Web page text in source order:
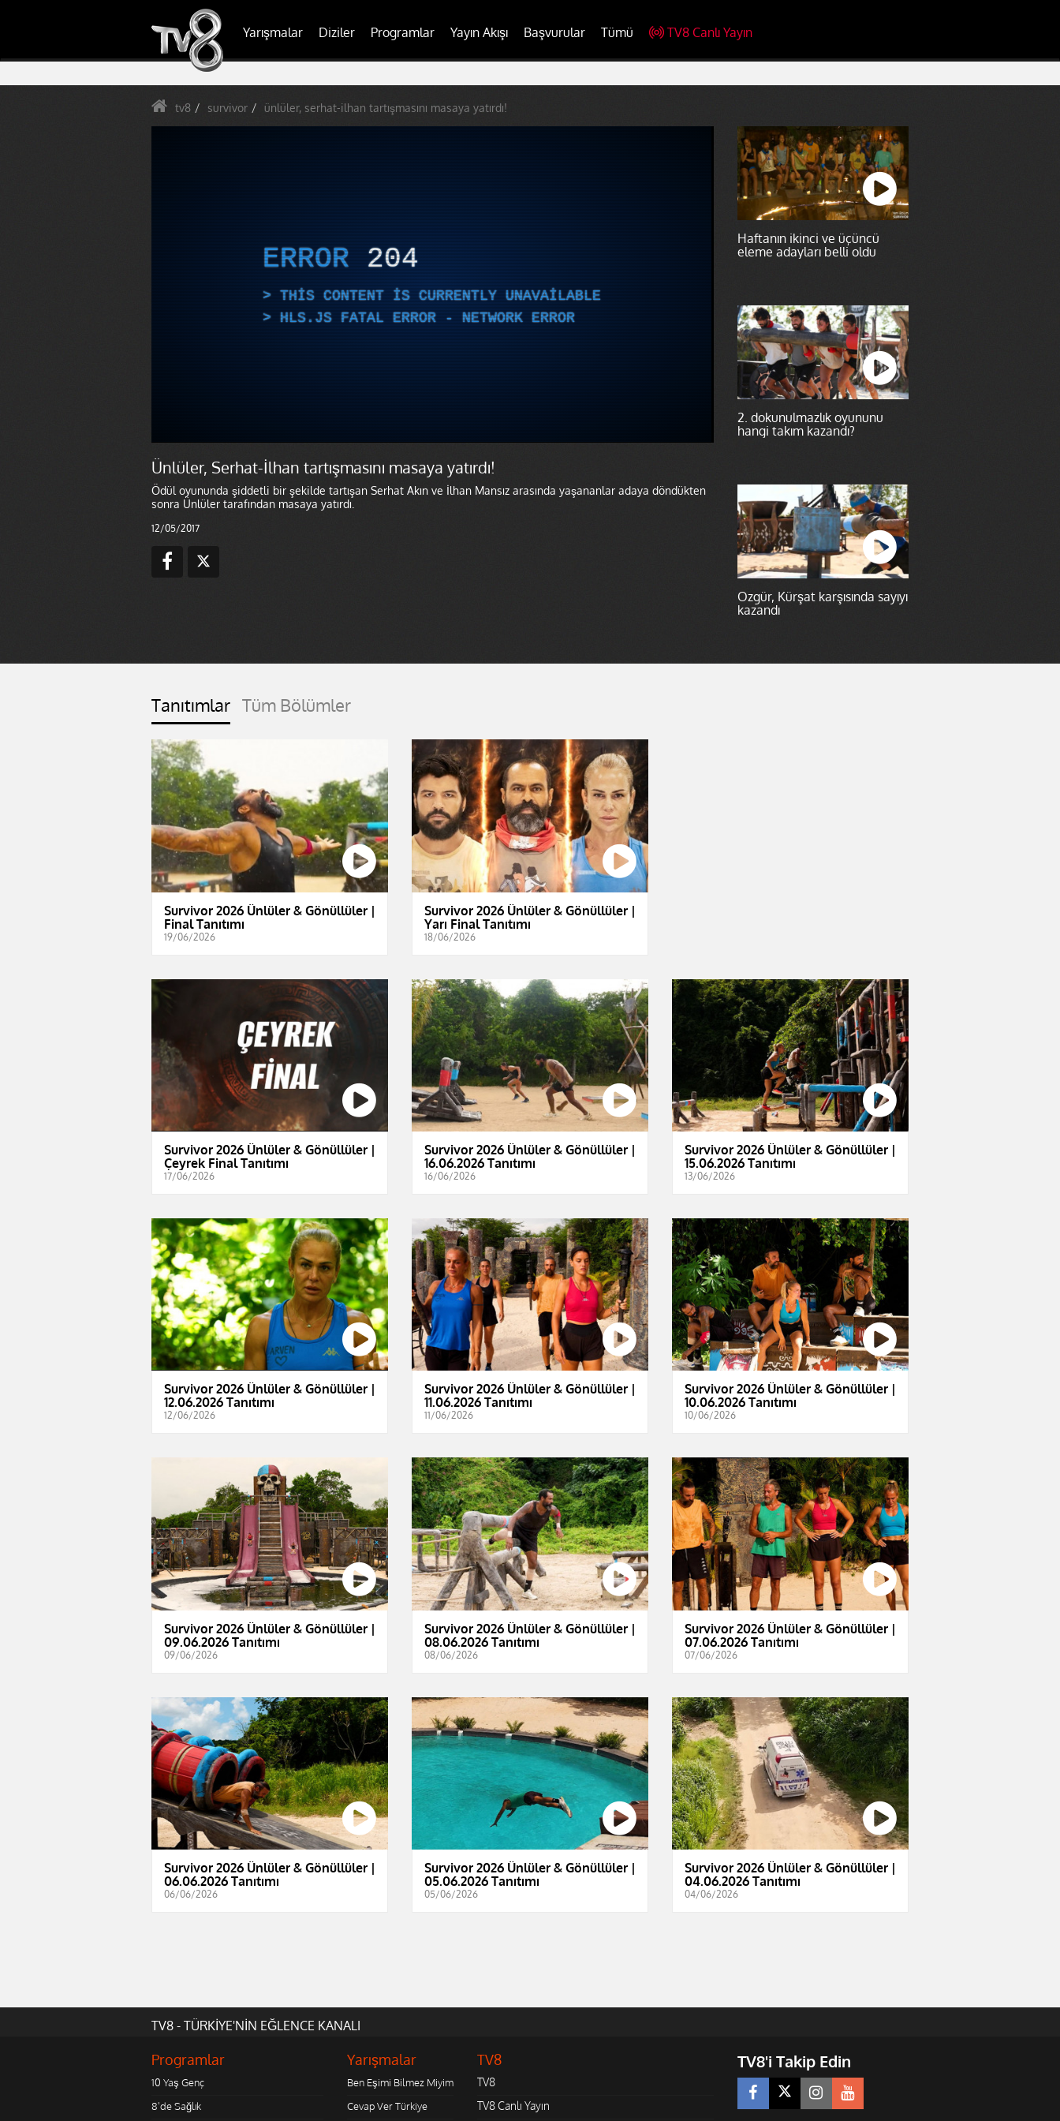
Yarışmalar Diziler Programlar Yayın Akışı Başvurular Tümü TV8 Canlı Yayın
tv8 survivor ünlüler, serhat-ilhan tartışmasını masaya yatırdı!
ERROR 204
THIS CONTENT IS CURRENTLY UNAVAILABLE
HLS.JS FATAL ERROR - NETWORK ERROR
Ünlüler, Serhat-İlhan tartışmasını masaya yatırdı!
Ödül oyununda şiddetli bir şekilde tartışan Serhat Akın ve İlhan Mansız arasında yaşananlar adaya döndükten
sonra Ünlüler tarafından masaya yatırdı.
12/05/2017
Haftanın ikinci ve üçüncü
eleme adayları belli oldu
2. dokunulmazlık oyununu
hangi takım kazandı?
Özgür, Kürşat karşısında sayıyı
kazandı
Tanıtımlar Tüm Bölümler
Survivor 2026 Ünlüler & Gönüllüler |
Final Tanıtımı
19/06/2026
Survivor 2026 Ünlüler & Gönüllüler |
Yarı Final Tanıtımı
18/06/2026
Survivor 2026 Ünlüler & Gönüllüler |
Çeyrek Final Tanıtımı
17/06/2026
Survivor 2026 Ünlüler & Gönüllüler |
16.06.2026 Tanıtımı
16/06/2026
Survivor 2026 Ünlüler & Gönüllüler |
15.06.2026 Tanıtımı
13/06/2026
Survivor 2026 Ünlüler & Gönüllüler |
12.06.2026 Tanıtımı
12/06/2026
Survivor 2026 Ünlüler & Gönüllüler |
11.06.2026 Tanıtımı
11/06/2026
Survivor 2026 Ünlüler & Gönüllüler |
10.06.2026 Tanıtımı
10/06/2026
Survivor 2026 Ünlüler & Gönüllüler |
09.06.2026 Tanıtımı
09/06/2026
Survivor 2026 Ünlüler & Gönüllüler |
08.06.2026 Tanıtımı
08/06/2026
Survivor 2026 Ünlüler & Gönüllüler |
07.06.2026 Tanıtımı
07/06/2026
Survivor 2026 Ünlüler & Gönüllüler |
06.06.2026 Tanıtımı
06/06/2026
Survivor 2026 Ünlüler & Gönüllüler |
05.06.2026 Tanıtımı
05/06/2026
Survivor 2026 Ünlüler & Gönüllüler |
04.06.2026 Tanıtımı
04/06/2026
TV8 - TÜRKİYE'NİN EĞLENCE KANALI
Programlar
10 Yaş Genç
8'de Sağlık
Yarışmalar
Ben Eşimi Bilmez Miyim
Cevap Ver Türkiye
TV8
TV8
TV8 Canlı Yayın
TV8'i Takip Edin